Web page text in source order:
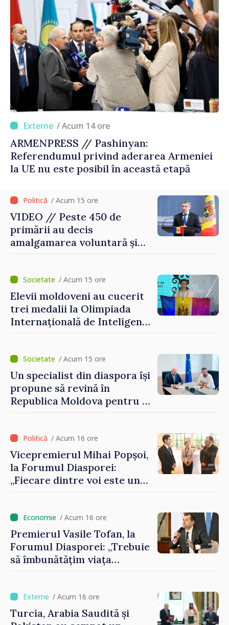
/ Acum 14 ore
ARMENPRESS // Pashinyan:
Referendumul privind aderarea Armeniei
la UE nu este posibil în această etapă
/ Acum 15 ore
VIDEO // Peste 450 de
primării au decis
amalgamarea voluntară și
Grosu: „Este important să
depășim blocajele și să dăm o
șansă localităților să se
dezvolte”
/ Acum 15 ore
Elevii moldoveni au cucerit
trei medalii la Olimpiada
Internațională de Inteligență
/ Acum 15 ore
Un specialist din diaspora își
propune să revină în
Republica Moldova pentru a
/ Acum 16 ore
Vicepremierul Mihai Popșoi,
la Forumul Diasporei:
„Fiecare dintre voi este un
imaginii Republicii Moldova”
/ Acum 16 ore
Premierul Vasile Tofan, la
Forumul Diasporei: „Trebuie
să îmbunătățim viața
/ Acum 16 ore
Turcia, Arabia Saudită și